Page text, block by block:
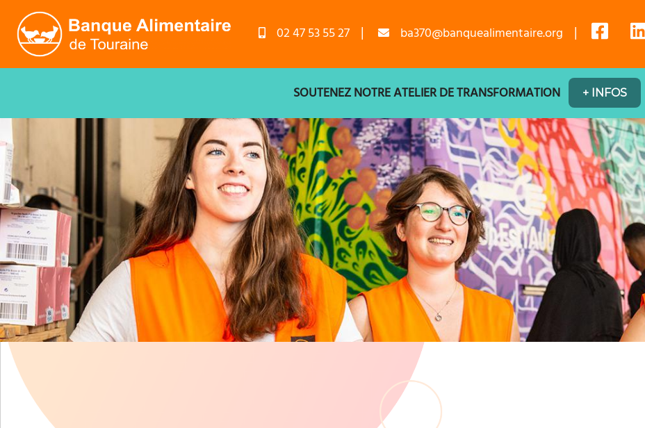
02 47 53 55 27 ba370@banquealimentaire.org
ACCUEIL
POUR PARTICIPER ET VOUS INSCRIRE À LA COLLECTE DES 28,
L’ATELIER DE TRANSFORMATION
DEVENIR BÉNÉVOLE
FAIRE UN DON
NOS PARTENAIRES FINANCIERS
SOUTENEZ NOTRE ATELIER DE TRANSFORMATION + INFOS